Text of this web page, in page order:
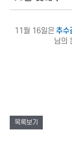
11월 16일은 추수
님의
목록보기